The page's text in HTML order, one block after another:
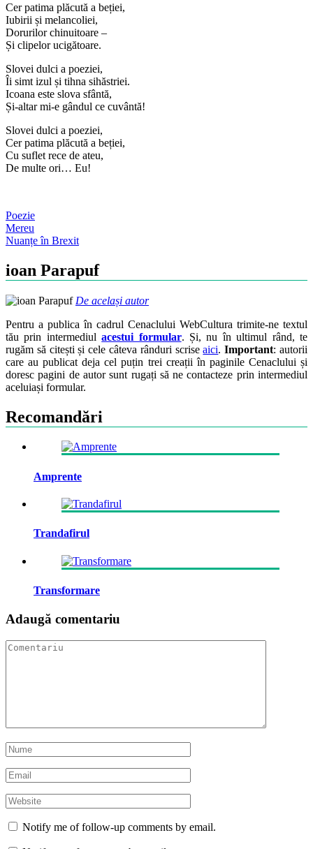
Cer patima plăcută a beției,
Iubirii și melancoliei,
Dorurilor chinuitoare –
Și clipelor ucigătoare.
Slovei dulci a poeziei,
Îi simt izul și tihna sihăstriei.
Icoana este slova sfântă,
Și-altar mi-e gândul ce cuvântă!
Slovei dulci a poeziei,
Cer patima plăcută a beției,
Cu suflet rece de ateu,
De multe ori… Eu!
Poezie
Post
navigation
Mereu
Nuanțe în Brexit
ioan Parapuf
De același autor
Pentru a publica în cadrul Cenaclului WebCultura trimite-ne textul
tău prin intermediulacestui formular. Și, nu în ultimul rând, te
rugăm să citești și cele câteva rânduri scriseaici.Important: autorii
care au publicat deja cel puțin trei creații în paginile Cenaclului și
doresc pagini de autor sunt rugați să ne contacteze prin intermediul
aceluiași formular.
Recomandări
Amprente
Trandafirul
Transformare
Adaugă comentariu
Notify me of follow-up comments by email.